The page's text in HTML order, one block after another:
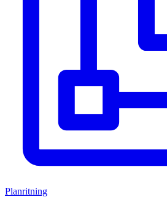
Planritning